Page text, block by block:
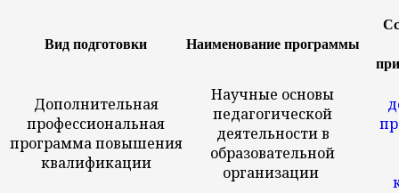
Вид подготовки Наименование программы
Дополнительная
профессиональная
программа повышения
квалификации
Научные основы
педагогической
деятельности в
образовательной
организации